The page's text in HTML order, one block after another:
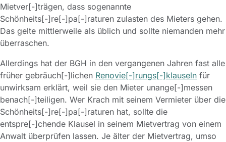
Mietver[-]trägen, dass sogenannte
Schönheits[-]re[-]pa[-]raturen zulasten des Mieters gehen.
Das gelte mittlerweile als üblich und sollte niemanden mehr
überraschen.
Allerdings hat der BGH in den vergangenen Jahren fast alle
früher gebräuch[-]lichen Renovie[-]rungs[-]klauseln für
unwirksam erklärt, weil sie den Mieter unange[-]messen
benach[-]teiligen. Wer Krach mit seinem Vermieter über die
Schönheits[-]re[-]pa[-]raturen hat, sollte die
entspre[-]chende Klausel in seinem Mietvertrag von einem
Anwalt überprüfen lassen. Je älter der Mietvertrag, umso